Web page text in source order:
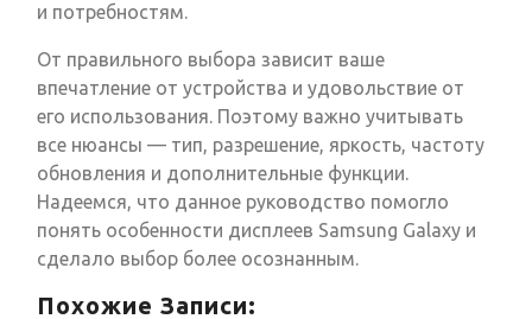
и потребностям.
От правильного выбора зависит ваше
впечатление от устройства и удовольствие от
его использования. Поэтому важно учитывать
все нюансы — тип, разрешение, яркость, частоту
обновления и дополнительные функции.
Надеемся, что данное руководство помогло
понять особенности дисплеев Samsung Galaxy и
сделало выбор более осознанным.
Похожие Записи: